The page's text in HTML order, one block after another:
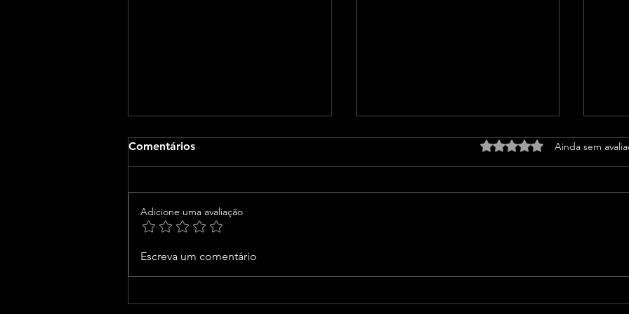
Junior Marabá participa de
Bahia para mais de 300
Comentários Avaliado com 0 de 5
Ainda sem
Adicione uma avaliação
Escreva um comentário